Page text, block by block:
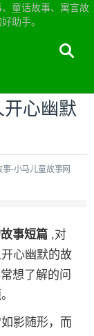
童话故事、寓言故
助手。
心幽默
事-小马儿童故事网
事短篇 ,对
心幽默的故
想了解的问
影随形，而